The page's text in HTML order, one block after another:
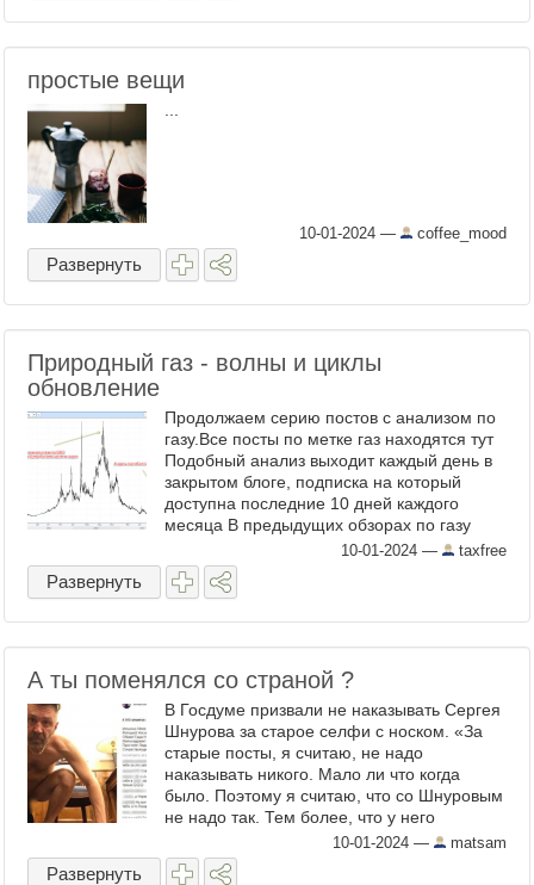
простые вещи
10-01-2024 — coffee_mood
Развернуть
Природный газ - волны и циклы
обновление
Продолжаем серию постов с анализом по
газу.Все посты по метке газ находятся тут
Подобный анализ выходит каждый день в
закрытом блоге, подписка на который
доступна последние 10 дней каждого
месяца В предыдущих обзорах по газу
делал вывод, что газ будет находиться под
давлением в ...
10-01-2024 — taxfree
Развернуть
А ты поменялся со страной ?
В Госдуме призвали не наказывать Сергея
Шнурова за старое селфи с носком. «За
старые посты, я считаю, не надо
наказывать никого. Мало ли что когда
было. Поэтому я считаю, что со Шнуровым
не надо так. Тем более, что у него
действительно есть очень талантливые
вещи, хорошие. Абсолютно ...
10-01-2024 — matsam
Развернуть